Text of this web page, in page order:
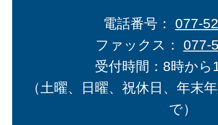
電話番号： 077-
ファックス： 077-
受付時間：8時から
（土曜、日曜、祝休日、年末
で）